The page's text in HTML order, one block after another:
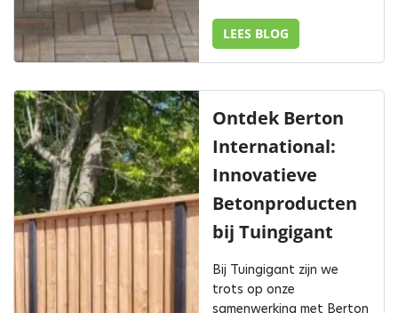
LEES BLOG
Ontdek Berton
International:
Innovatieve
Betonproducten
bij Tuingigant
Bij Tuingigant zijn we
trots op onze
samenwerking met Berton